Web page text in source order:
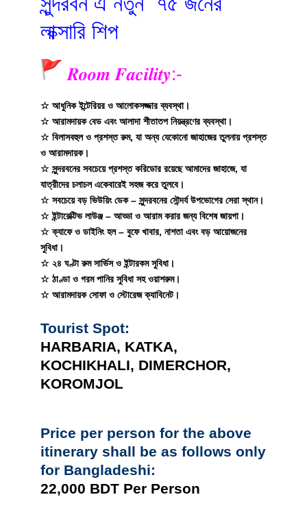
লাক্সারি শিপ
𝑹𝒐𝒐𝒎 𝑭𝒂𝒄𝒊𝒍𝒊𝒕𝒚:-
☆ আধুনিক ইন্টেরিয়র ও আলোকসজ্জার ব্যবস্থা।
☆ আরামদায়ক বেড এবং আলাদা শীতাতপ নিয়ন্ত্রণের ব্যবস্থা।
☆ বিলাসবহুল ও প্রশস্ত রুম, যা অন্য যেকোনো জাহাজের তুলনায় প্রশস্ত
ও আরামদায়ক।
☆ সুন্দরবনের সবচেয়ে প্রশস্ত করিডোর রয়েছে আমাদের জাহাজে, যা
যাত্রীদের চলাচল একেবারেই সহজ করে তুলবে।
☆ সবচেয়ে বড় ভিউয়িং ডেক – সুন্দরবনের সৌন্দর্য উপভোগের সেরা স্থান।
☆ ইন্টারেক্টিভ লাউঞ্জ – আড্ডা ও আরাম করার জন্য বিশেষ জায়গা।
☆ ক্যাফে ও ডাইনিং হল – বুফে খাবার, নাশতা এবং বড় আয়োজনের
সুবিধা।
☆ ২৪ ঘণ্টা রুম সার্ভিস ও ইন্টারকম সুবিধা।
☆ ঠাণ্ডা ও গরম পানির সুবিধা সহ ওয়াশরুম।
☆ আরামদায়ক সোফা ও স্টোরেজ ক্যাবিনেট।
Tourist Spot:
HARBARIA, KATKA,
KOCHIKHALI, DIMERCHOR,
KOROMJOL
Price per person for the above
itinerary shall be as follows only
for Bangladeshi:
22,000 BDT Per Person